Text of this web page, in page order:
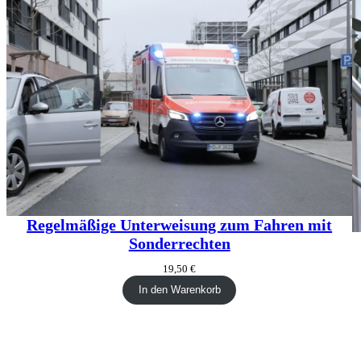
Regelmäßige Unterweisung zum Fahren mit
Sonderrechten
19,50€
In den Warenkorb